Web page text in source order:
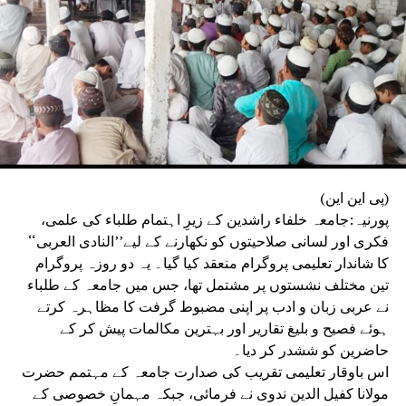
ریکارڈ کی بنیاد پر چلائی جائے گی۔بہار اسٹیٹ ٹیچرس ایسوسی
ایشن نے دوٹوک انداز میں کہا کہ وہ ہر استاد کے وقار، آزادیٔ
اظہار اور آئینی حقوق کے تحفظ کے لیے ہمیشہ جدوجہد کرتی
رہے گی اور ضرورت پڑنے پر جمہوری اور قانونی طریقوں سے
وسیع پیمانے پر تحریک بھی چلائے گی۔
(پی این این)
پورنیہ:جامعہ خلفاء راشدین کے زیرِ اہتمام طلباء کی علمی،
فکری اور لسانی صلاحیتوں کو نکھارنے کے لیے’’النادی العربی‘‘
کا شاندار تعلیمی پروگرام منعقد کیا گیا۔ یہ دو روزہ پروگرام
تین مختلف نشستوں پر مشتمل تھا، جس میں جامعہ کے طلباء
نے عربی زبان و ادب پر اپنی مضبوط گرفت کا مظاہرہ کرتے
ہوئے فصیح و بلیغ تقاریر اور بہترین مکالمات پیش کر کے
حاضرین کو ششدر کر دیا۔
اس باوقار تعلیمی تقریب کی صدارت جامعہ کے مہتمم حضرت
مولانا کفیل الدین ندوی نے فرمائی، جبکہ مہمانِ خصوصی کے